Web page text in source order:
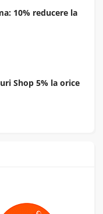
10% reducere la
Shop 5% la orice